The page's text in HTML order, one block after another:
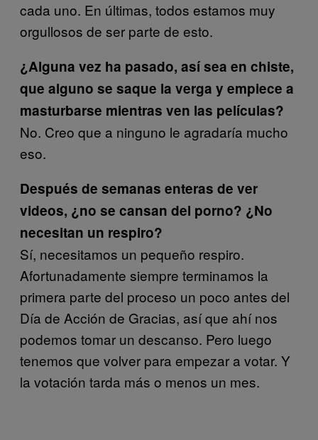
cada uno. En últimas, todos estamos muy
orgullosos de ser parte de esto.
¿Alguna vez ha pasado, así sea en chiste,
que alguno se saque la verga y empiece a
masturbarse mientras ven las películas?
No. Creo que a ninguno le agradaría mucho
eso.
Después de semanas enteras de ver
videos, ¿no se cansan del porno? ¿No
necesitan un respiro?
Sí, necesitamos un pequeño respiro.
Afortunadamente siempre terminamos la
primera parte del proceso un poco antes del
Día de Acción de Gracias, así que ahí nos
podemos tomar un descanso. Pero luego
tenemos que volver para empezar a votar. Y
la votación tarda más o menos un mes.